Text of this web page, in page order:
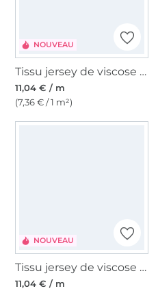
NOUVEAU
Tissu jersey de viscose Polka Dots, marron
11,04 € / m
(7,36 € / 1 m²)
NOUVEAU
Tissu jersey de viscose Polka Dots, bleu foncé
11,04 € / m